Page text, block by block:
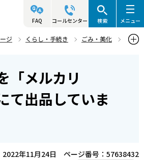
FAQ コールセンター 検索 メニュー
ジ くらし・手続き
ごみ・美化
」にて出品しています！！
「メルカリ
て出品していま
2022年11月24日
ページ番号：57638432